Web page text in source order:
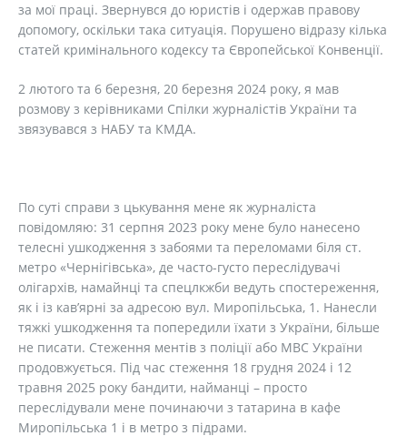
за мої праці. Звернувся до юристів і одержав правову
допомогу, оскільки така ситуація. Порушено відразу кілька
статей кримінального кодексу та Європейської Конвенції.
2 лютого та 6 березня, 20 березня 2024 року, я мав
розмову з керівниками Спілки журналістів України та
звязувався з НАБУ та КМДА.
По суті справи з цькування мене як журналіста
повідомляю: 31 серпня 2023 року мене було нанесено
телесні ушкодження з забоями та переломами біля ст.
метро «Чернігівська», де часто-густо переслідувачі
олігархів, намайнці та спецлкжби ведуть спостереження,
як і із кав’ярні за адресою вул. Миропільська, 1. Нанесли
тяжкі ушкодження та попередили їхати з України, більше
не писати. Стеження ментів з поліції або МВС України
продовжується. Під час стеження 18 грудня 2024 і 12
травня 2025 року бандити, найманці – просто
переслідували мене починаючи з татарина в кафе
Миропільська 1 і в метро з підрами.